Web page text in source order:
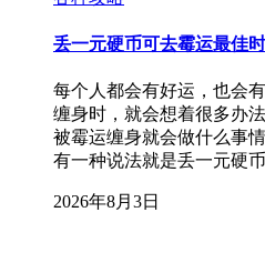
丢一元硬币可去霉运最佳
每个人都会有好运，也会
缠身时，就会想着很多办
被霉运缠身就会做什么事
有一种说法就是丢一元硬
2026年8月3日